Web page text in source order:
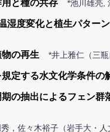
と種の共存 *池川雄亮,
湿度変化と植生パターン
の再生 *井上雅仁（三
定する水文化学条件の
の抽出によるフェン群
，佐々木裕子（岩手大・人